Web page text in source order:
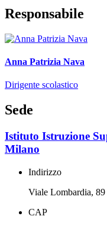
Responsabile
Anna Patrizia Nava
Dirigente scolastico
Sede
Istituto Istruzione
Milano
Indirizzo
Viale Lombardia, 89
CAP